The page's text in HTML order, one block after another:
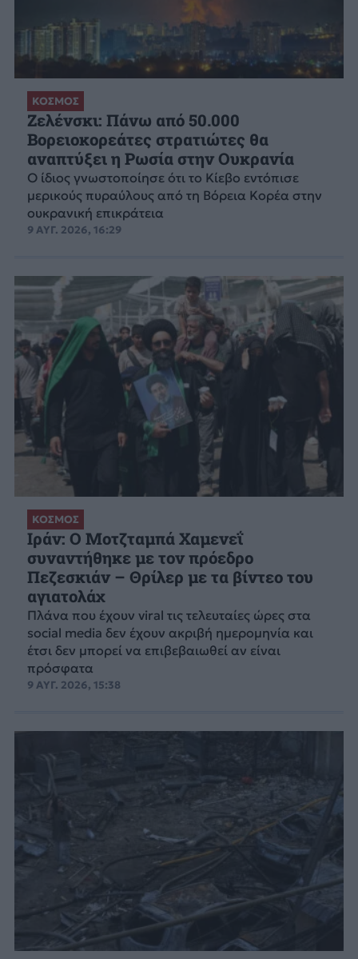
ΚΟΣΜΟΣ
Ζελένσκι: Πάνω από 50.000
Βορειοκορεάτες στρατιώτες θα
αναπτύξει η Ρωσία στην Ουκρανία
Ο ίδιος γνωστοποίησε ότι το Κίεβο εντόπισε
μερικούς πυραύλους από τη Βόρεια Κορέα στην
ουκρανική επικράτεια
9 ΑΥΓ. 2026, 16:29
ΚΟΣΜΟΣ
Ιράν: Ο Μοτζταμπά Χαμενεΐ
συναντήθηκε με τον πρόεδρο
Πεζεσκιάν – Θρίλερ με τα βίντεο του
αγιατολάχ
Πλάνα που έχουν viral τις τελευταίες ώρες στα
social media δεν έχουν ακριβή ημερομηνία και
έτσι δεν μπορεί να επιβεβαιωθεί αν είναι
πρόσφατα
9 ΑΥΓ. 2026, 15:38